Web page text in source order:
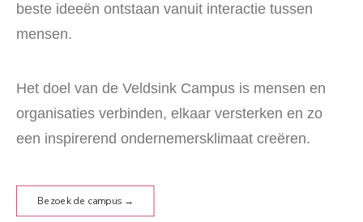
beste ideeën ontstaan vanuit interactie tussen
mensen.
Het doel van de Veldsink Campus is mensen en
organisaties verbinden, elkaar versterken en zo
een inspirerend ondernemersklimaat creëren.
Bezoek de campus →